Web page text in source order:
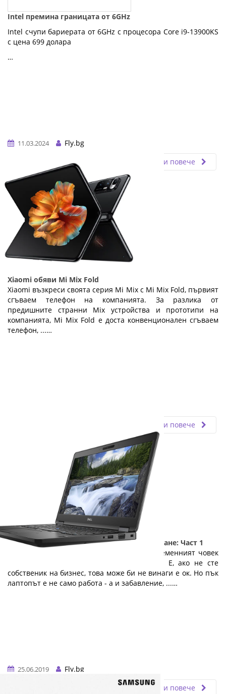
Intel премина границата от 6GHz
Intel счупи бариерата от 6GHz с процесора Core i9-13900KS
с цена 699 долара
…
11.03.2024
Fly.bg
Прочети повече
Xiaomi обяви Mi Mix Fold
Xiaomi възкреси своята серия Mi Mix с Mi Mix Fold, първият
сгъваем телефон на компанията. За разлика от
предишните странни Mix устройства и прототипи на
компанията, Mi Mix Fold е доста конвенционален сгъваем
телефон, ...…
Прочети повече
5 причини да изберете лаптоп на изплащане: Част 1
Лаптопът е необходимост, без която съвременният човек
не може. Той е офисът навсякъде с вас. Е, ако не сте
собственик на бизнес, това може би не винаги е ок. Но пък
лаптопът е не само работа - а и забавление, ...…
25.06.2019
Fly.bg
Прочети повече